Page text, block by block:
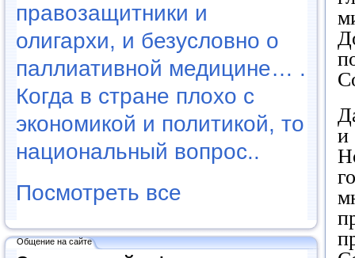
правозащитники и
олигархи, и безусловно о
паллиативной медицине… .
Когда в стране плохо с
экономикой и политикой, то
национальный вопрос..
Посмотреть все
Общение на сайте
и